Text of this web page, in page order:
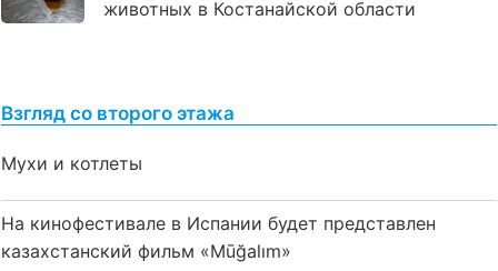
животных в Костанайской области
Взгляд со второго этажа
Мухи и котлеты
На кинофестивале в Испании будет представлен
казахстанский фильм «Mūğalım»